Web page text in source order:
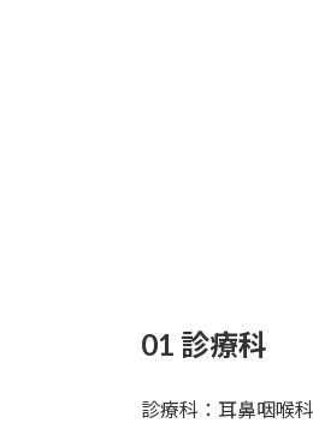
01 診療科
診療科：耳鼻咽喉